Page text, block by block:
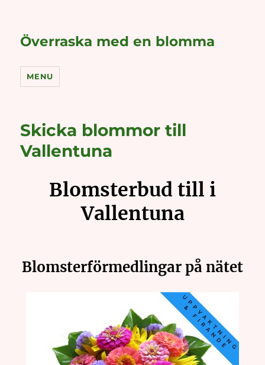
Överraska med en blomma
MENU
Skicka blommor till
Vallentuna
Blomsterbud till i
Vallentuna
Blomsterförmedlingar på nätet